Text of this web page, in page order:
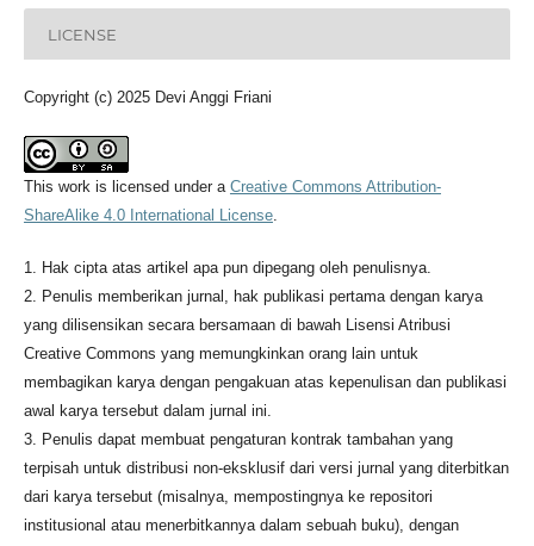
LICENSE
Copyright (c) 2025 Devi Anggi Friani
This work is licensed under a Creative Commons Attribution-
ShareAlike 4.0 International License.
1. Hak cipta atas artikel apa pun dipegang oleh penulisnya.
2. Penulis memberikan jurnal, hak publikasi pertama dengan karya
yang dilisensikan secara bersamaan di bawah Lisensi Atribusi
Creative Commons yang memungkinkan orang lain untuk
membagikan karya dengan pengakuan atas kepenulisan dan publikasi
awal karya tersebut dalam jurnal ini.
3. Penulis dapat membuat pengaturan kontrak tambahan yang
terpisah untuk distribusi non-eksklusif dari versi jurnal yang diterbitkan
dari karya tersebut (misalnya, mempostingnya ke repositori
institusional atau menerbitkannya dalam sebuah buku), dengan